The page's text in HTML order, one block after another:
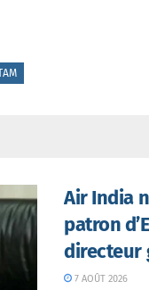
Air India
patron
directeur
7 AOÛT 2026